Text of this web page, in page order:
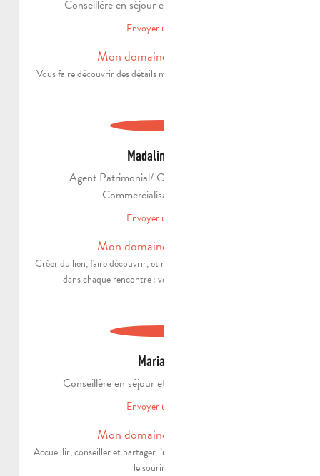
Conseillère en séjour et guide conférencière
Envoyer un email
Mon domaine d'expertise
Vous faire découvrir des détails méconnus de notre patrimoine !
Madalina-Ana
Agent Patrimonial/ Conseillère en séjour/
Commercialisation groupe
Envoyer un email
Mon domaine d'expertise
Créer du lien, faire découvrir, et mettre une bonne dose d’accent
dans chaque rencontre : voilà mon super-pouvoir !
Marianne
Conseillère en séjour et agent du patrimoine
Envoyer un email
Mon domaine d'expertise
Accueillir, conseiller et partager l’univers de Pagnol, toujours avec
le sourire ! 😄